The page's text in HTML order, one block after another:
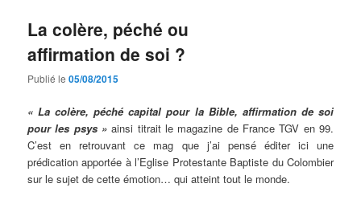
La colère, péché ou
affirmation de soi ?
Publié le05/08/2015
« La colère, péché capital pour la Bible, affirmation de soi
pour les psys » ainsi titrait le magazine de France TGV en 99.
C’est en retrouvant ce mag que j’ai pensé éditer ici une
prédication apportée à l’Eglise Protestante Baptiste du Colombier
sur le sujet de cette émotion… qui atteint tout le monde.